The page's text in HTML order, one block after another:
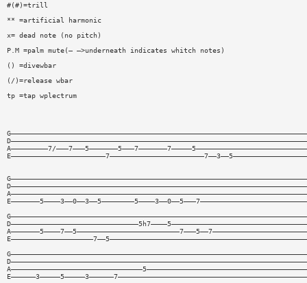
#(#)=trill
** =artificial harmonic
x= dead note (no pitch)
P.M =palm mute(— —>underneath indicates whitch notes)
() =divewbar
(/)=release wbar
tp =tap wplectrum
A—————————7/